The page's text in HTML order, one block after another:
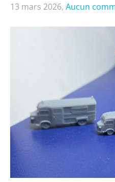
13 mars 2026, Aucun